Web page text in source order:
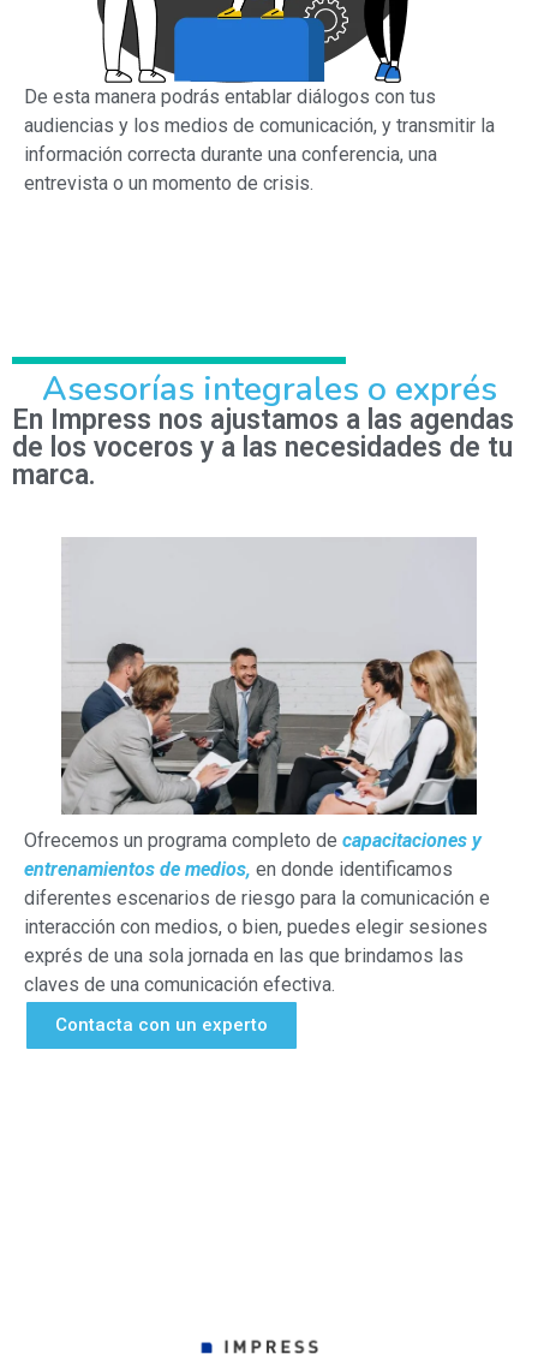
De esta manera podrás entablar diálogos con tus
audiencias y los medios de comunicación, y transmitir la
información correcta durante una conferencia, una
entrevista o un momento de crisis.
Asesorías integrales o exprés
En Impress nos ajustamos a las agendas
de los voceros y a las necesidades de tu
marca.
Ofrecemos un programa completo de capacitaciones y
entrenamientos de medios, en donde identificamos
diferentes escenarios de riesgo para la comunicación e
interacción con medios, o bien, puedes elegir sesiones
exprés de una sola jornada en las que brindamos las
claves de una comunicación efectiva.
Contacta con un experto